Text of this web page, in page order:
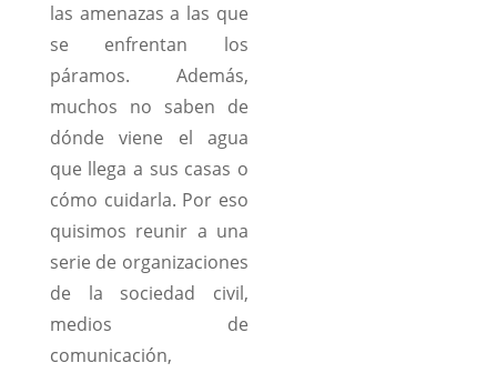
las amenazas a las que
se enfrentan los
páramos. Además,
muchos no saben de
dónde viene el agua
que llega a sus casas o
cómo cuidarla. Por eso
quisimos reunir a una
serie de organizaciones
de la sociedad civil,
medios de
comunicación,